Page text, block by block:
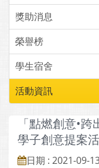
獎助消息
榮譽榜
學生宿舍
活動資訊
「點燃創意•
學子創意提案
日期 : 2021-09-